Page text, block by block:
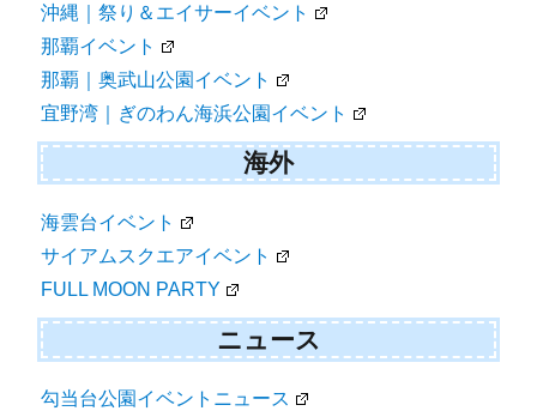
沖縄｜祭り＆エイサーイベント
那覇イベント
那覇｜奥武山公園イベント
宜野湾｜ぎのわん海浜公園イベント
海外
海雲台イベント
サイアムスクエアイベント
FULL MOON PARTY
ニュース
勾当台公園イベントニュース